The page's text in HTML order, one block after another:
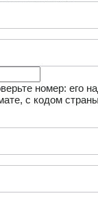
номер: его
с кодом